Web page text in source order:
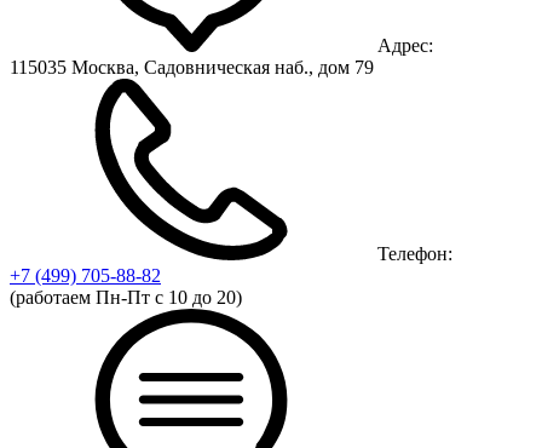
Адрес:
115035 Москва, Садовническая наб., дом 79
Телефон:
+7 (499) 705-88-82
(работаем Пн-Пт с 10 до 20)